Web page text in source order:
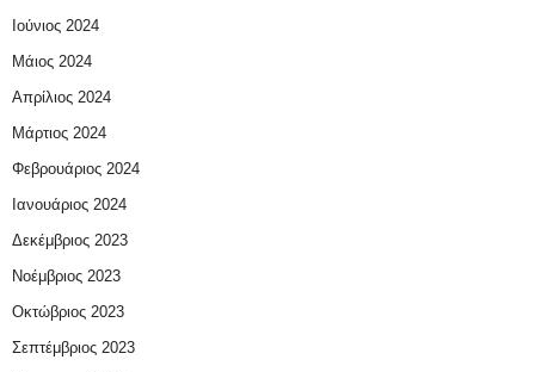
Ιούνιος 2024
Μάιος 2024
Απρίλιος 2024
Μάρτιος 2024
Φεβρουάριος 2024
Ιανουάριος 2024
Δεκέμβριος 2023
Νοέμβριος 2023
Οκτώβριος 2023
Σεπτέμβριος 2023